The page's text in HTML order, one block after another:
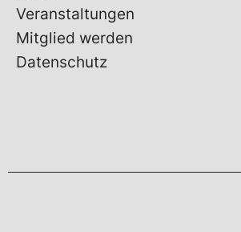
Veranstaltungen
Mitglied werden
Datenschutz